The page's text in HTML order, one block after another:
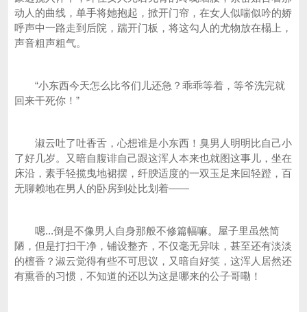
动人的曲线，单手将她抱起，掀开门帘，在女人似喘似吟的娇
呼声中一路走到后院，踹开门板，将这勾人的尤物放在榻上，
声音粗声粗气。
“小东西今天怎么比爷们儿还急？乖乖等着，等爷洗完就
回来干死你！”
淑云吐了吐香舌，心想谁是小东西！臭男人明明比自己小
了好几岁。又暗自腹诽自己跟这浑人本来也就图这事儿，坐在
床沿，素手轻揽曳地裙摆，纤腴适度的一双玉足来回轻蹬，百
无聊赖地在男人的卧房到处比划着——
嗯...倒是不像男人自身那般不修篇幅嘛。屋子里虽然简
陋，但是打扫干净，铺设整齐，不仅毫无异味，甚至还有淡淡
的檀香？淑云觉得有些不可思议，又暗自好笑，这浑人居然还
有熏香的习惯，不知道的还以为这是哪来的公子哥嘞！